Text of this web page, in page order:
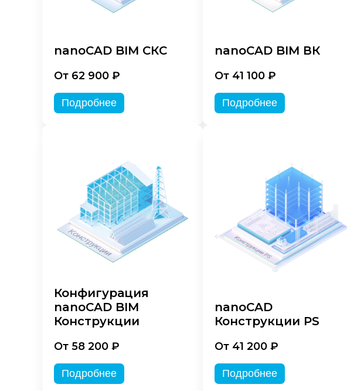
nanoCAD BIM СКС
От 62 900 ₽
Подробнее
nanoCAD BIM ВК
От 41 100 ₽
Подробнее
Конфигурация
nanoCAD BIM
Конструкции
От 58 200 ₽
Подробнее
nanoCAD
Конструкции PS
От 41 200 ₽
Подробнее